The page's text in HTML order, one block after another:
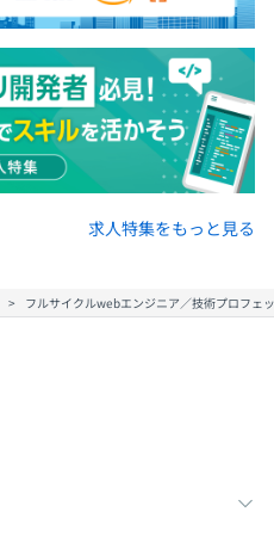
求人特集をもっと見る
フルサイクルwebエンジニア／技術プロフェ